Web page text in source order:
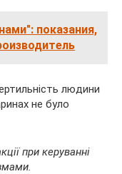
показания,
людини
не було
при керуванні